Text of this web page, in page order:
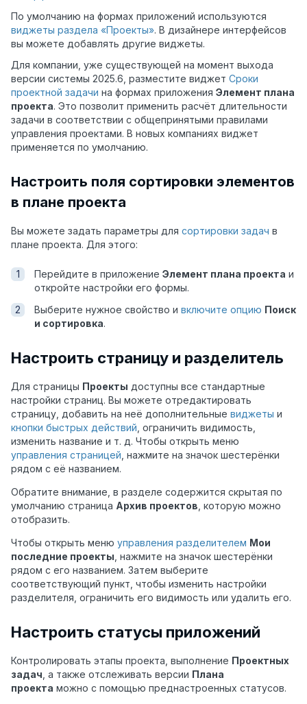
По умолчанию на формах приложений используются
виджеты раздела «Проекты». В дизайнере интерфейсов
вы можете добавлять другие виджеты.
Для компании, уже существующей на момент выхода
версии системы 2025.6, разместите виджет Сроки
проектной задачи на формах приложения Элемент плана
проекта. Это позволит применить расчёт длительности
задачи в соответствии с общепринятыми правилами
управления проектами. В новых компаниях виджет
применяется по умолчанию.
Настроить поля сортировки элементов
в плане проекта
Вы можете задать параметры для сортировки задач в
плане проекта. Для этого:
Перейдите в приложение Элемент плана проекта и
откройте настройки его формы.
Выберите нужное свойство и включите опцию Поиск
и сортировка.
Настроить страницу и разделитель
Для страницы Проекты доступны все стандартные
настройки страниц. Вы можете отредактировать
страницу, добавить на неё дополнительные виджеты и
кнопки быстрых действий , ограничить видимость,
изменить название и т. д. Чтобы открыть меню
управления страницей , нажмите на значок шестерёнки
рядом с её названием.
Обратите внимание, в разделе содержится скрытая по
умолчанию страница Архив проектов , которую можно
отобразить.
Чтобы открыть меню управления разделителем Мои
последние проекты , нажмите на значок шестерёнки
рядом с его названием. Затем выберите
соответствующий пункт, чтобы изменить настройки
разделителя, ограничить его видимость или удалить его.
Настроить статусы приложений
Контролировать этапы проекта, выполнение Проектных
задач , а также отслеживать версии Плана
проекта можно с помощью преднастроенных статусов.